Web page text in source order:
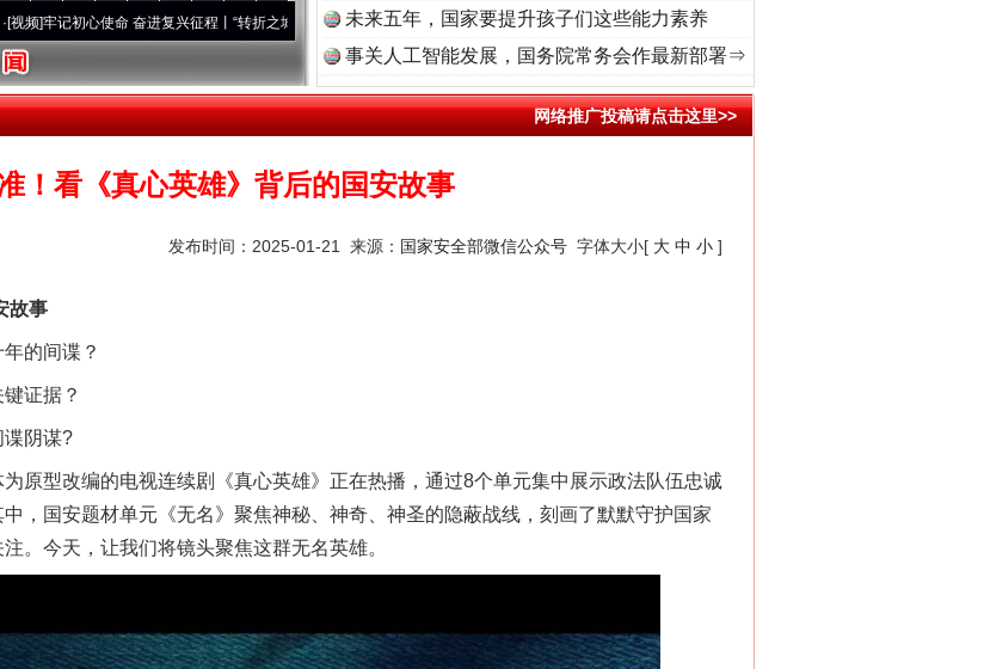
使命 奋进复兴征程丨“转折之城”激荡..·[视频]牢记初心使命 奋进复兴征程丨红船起航处 潮起.. ·[视频]一首歌的时间，读懂乐至的“诗与远方”
未来五年，国家要提升孩子们这些能力素养
事关人工智能发展，国务院常务会作最新部署⇒
网络推广投稿请点击这里>>
！看《真心英雄》背后的国安故事
发布时间：2025-01-21 来源： 国家安全部微信公众号 字体大小[ 大 中 小 ]
故事
的间谍？
证据？
阴谋?
型改编的电视连续剧《真心英雄》正在热播，通过8个单元集中展示政法队伍忠诚
，国安题材单元《无名》聚焦神秘、神奇、神圣的隐蔽战线，刻画了默默守护国家
。今天，让我们将镜头聚焦这群无名英雄。